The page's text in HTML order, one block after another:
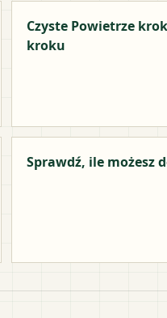
Czyste Powietrze
kroku
Sprawdź, ile możesz